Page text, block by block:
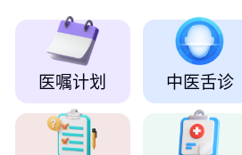
医嘱计划 中医舌诊